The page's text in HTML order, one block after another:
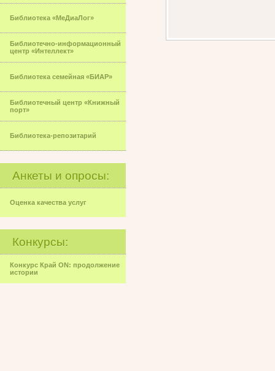
Библиотека «МеДиаЛог»
Библиотечно-информационный
центр «Интеллект»
Библиотека семейная «БИАР»
Библиотечный центр «Книжный
порт»
Библиотека-репозитарий
Анкеты и опросы:
Оценка качества услуг
Конкурсы:
Конкурс Край ON: продолжение
истории